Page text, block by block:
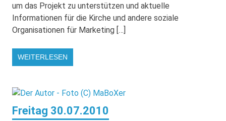
um das Projekt zu unterstützen und aktuelle
Informationen für die Kirche und andere soziale
Organisationen für Marketing […]
WEITERLESEN
Freitag 30.07.2010